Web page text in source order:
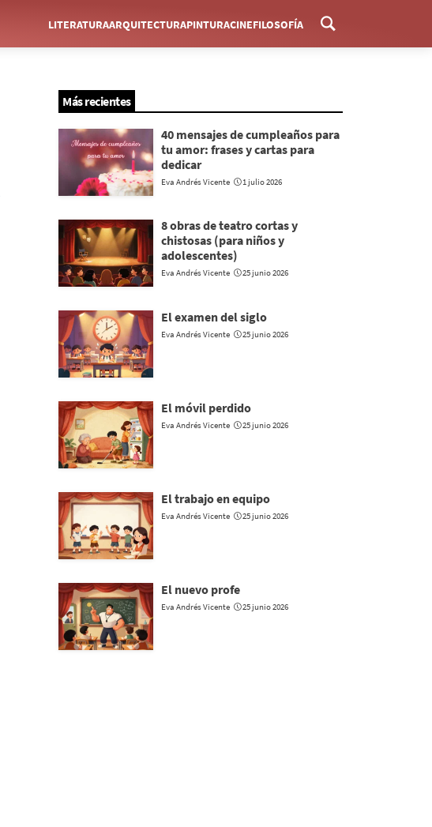
Menú
LITERATURAARQUITECTURAPINTURACINEFILOSOFÍA
Más recientes
40 mensajes de cumpleaños para
tu amor: frases y cartas para
dedicar
Eva Andrés Vicente 1 julio 2026
8 obras de teatro cortas y
chistosas (para niños y
adolescentes)
Eva Andrés Vicente 25 junio 2026
El examen del siglo
Eva Andrés Vicente 25 junio 2026
El móvil perdido
Eva Andrés Vicente 25 junio 2026
El trabajo en equipo
Eva Andrés Vicente 25 junio 2026
El nuevo profe
Eva Andrés Vicente 25 junio 2026